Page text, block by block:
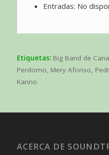
Entradas: No
Etiquetas: Big Band de
Perdomo Mery Afonso
Kanno
ACERCA DE